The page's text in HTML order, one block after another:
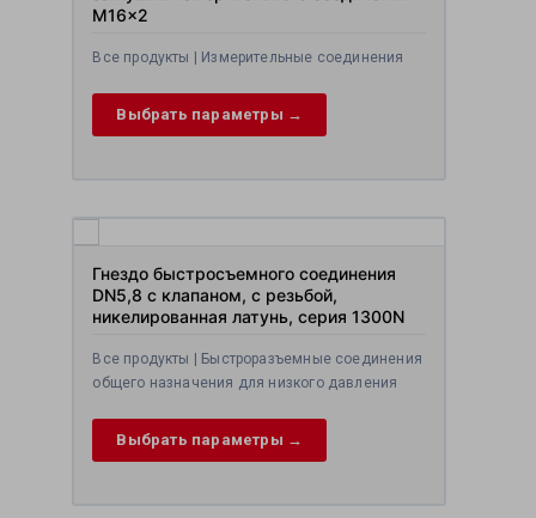
M16x2
Все продукты | Измерительные соединения
Выбрать параметры →
Гнездо быстросъемного соединения
DN5,8 с клапаном, с резьбой,
никелированная латунь, серия 1300N
Все продукты | Быстроразъемные соединения
общего назначения для низкого давления
Выбрать параметры →